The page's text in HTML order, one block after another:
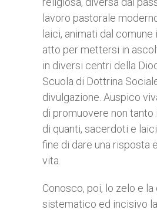
lavoro pastorale
laici, animati dal
atto per mettersi in
in diversi centri della
Scuola di Dottrina
divulgazione. Auspico
di promuovere non
di quanti, sacerdoti e
fine di dare una risposta
vita.
Conosco, poi, lo zelo e
sistematico ed incisivo